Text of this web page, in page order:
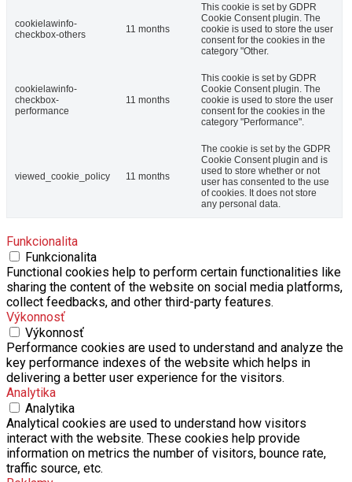
cookielawinfo-
checkbox-others
11 months
This cookie is set by GDPR
Cookie Consent plugin. The
cookie is used to store the user
consent for the cookies in the
category "Other.
cookielawinfo-
checkbox-
performance
11 months
This cookie is set by GDPR
Cookie Consent plugin. The
cookie is used to store the user
consent for the cookies in the
category "Performance".
viewed_cookie_policy 11 months
The cookie is set by the GDPR
Cookie Consent plugin and is
used to store whether or not
user has consented to the use
of cookies. It does not store
any personal data.
Funkcionalita
Funkcionalita
Functional cookies help to perform certain functionalities like
sharing the content of the website on social media platforms,
collect feedbacks, and other third-party features.
Výkonnosť
Výkonnosť
Performance cookies are used to understand and analyze the
key performance indexes of the website which helps in
delivering a better user experience for the visitors.
Analytika
Analytika
Analytical cookies are used to understand how visitors
interact with the website. These cookies help provide
information on metrics the number of visitors, bounce rate,
traffic source, etc.